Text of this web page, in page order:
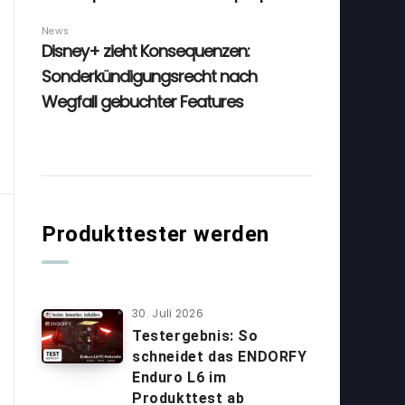
Produkttester werden
30. Juli 2026
Testergebnis: So
schneidet das ENDORFY
Enduro L6 im
Produkttest ab